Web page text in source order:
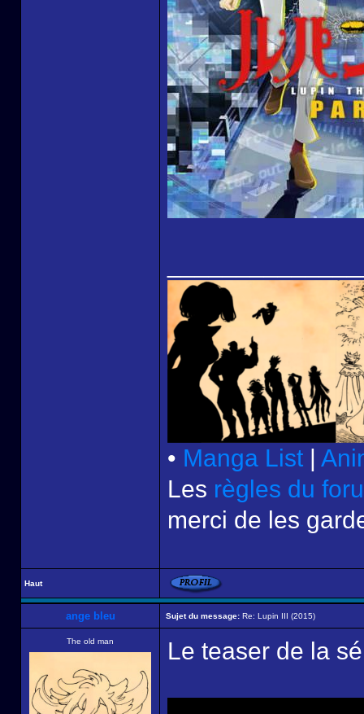
• Manga List |
Les règles du
merci de les
Haut
ange bleu Sujet du message: Re: Lupin III (2015)
The old man Le teaser de la